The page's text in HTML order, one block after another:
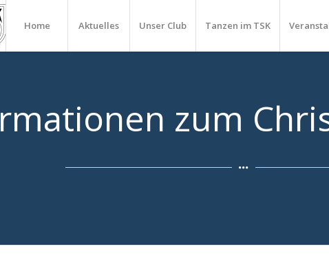
Home Aktuelles Unser Club Tanzen im TSK
zum